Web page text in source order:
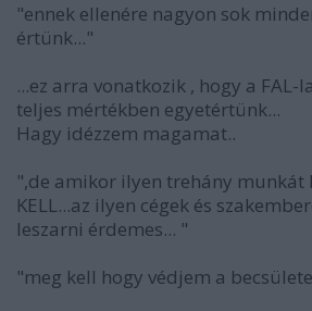
"ennek ellenére nagyon sok
értünk..."
...ez arra vonatkozik , hogy a
teljes mértékben egyetértünk...
Hagy idézzem magamat..
",de amikor ilyen trehány munkát
KELL...az ilyen cégek és
leszarni érdemes... "
"meg kell hogy védjem a